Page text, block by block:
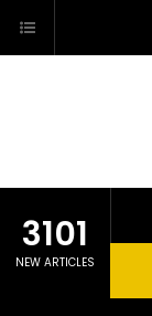
content
3101
NEW ARTICLES
ตรกำจัดเพลี้ย มด